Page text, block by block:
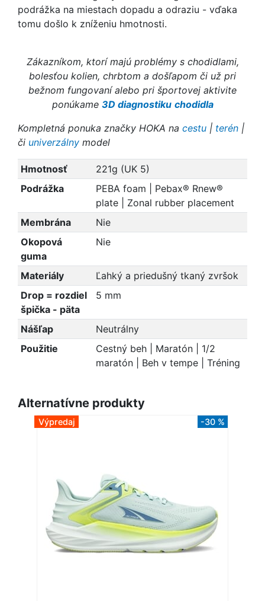
podrážka na miestach dopadu a odraziu - vďaka
tomu došlo k zníženiu hmotnosti.
Zákazníkom, ktorí majú problémy s chodidlami,
bolesťou kolien, chrbtom a došľapom či už pri
bežnom fungovaní alebo pri športovej aktivite
ponúkame 3D diagnostiku chodidla
Kompletná ponuka značky HOKA na cestu | terén |
či univerzálny model
Hmotnosť
221g (UK 5)
Podrážka
PEBA foam | Pebax® Rnew®
plate | Zonal rubber placement
Membrána
Nie
Okopová
guma
Nie
Materiály
Ľahký a priedušný tkaný zvršok
Drop = rozdiel
špička - päta
5 mm
Nášľap
Neutrálny
Použitie
Cestný beh | Maratón | 1/2
maratón | Beh v tempe | Tréning
Alternatívne produkty
Výpredaj -30 %